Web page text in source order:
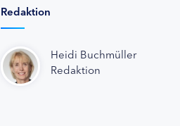
Redaktion
Heidi Buchmüller
Redaktion